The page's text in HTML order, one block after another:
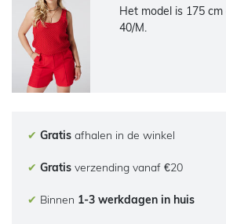
Het model is 175
40/M.
✔ Gratis afhalen in de winkel
✔ Gratis verzending vanaf €20
✔ Binnen 1-3 werkdagen in huis